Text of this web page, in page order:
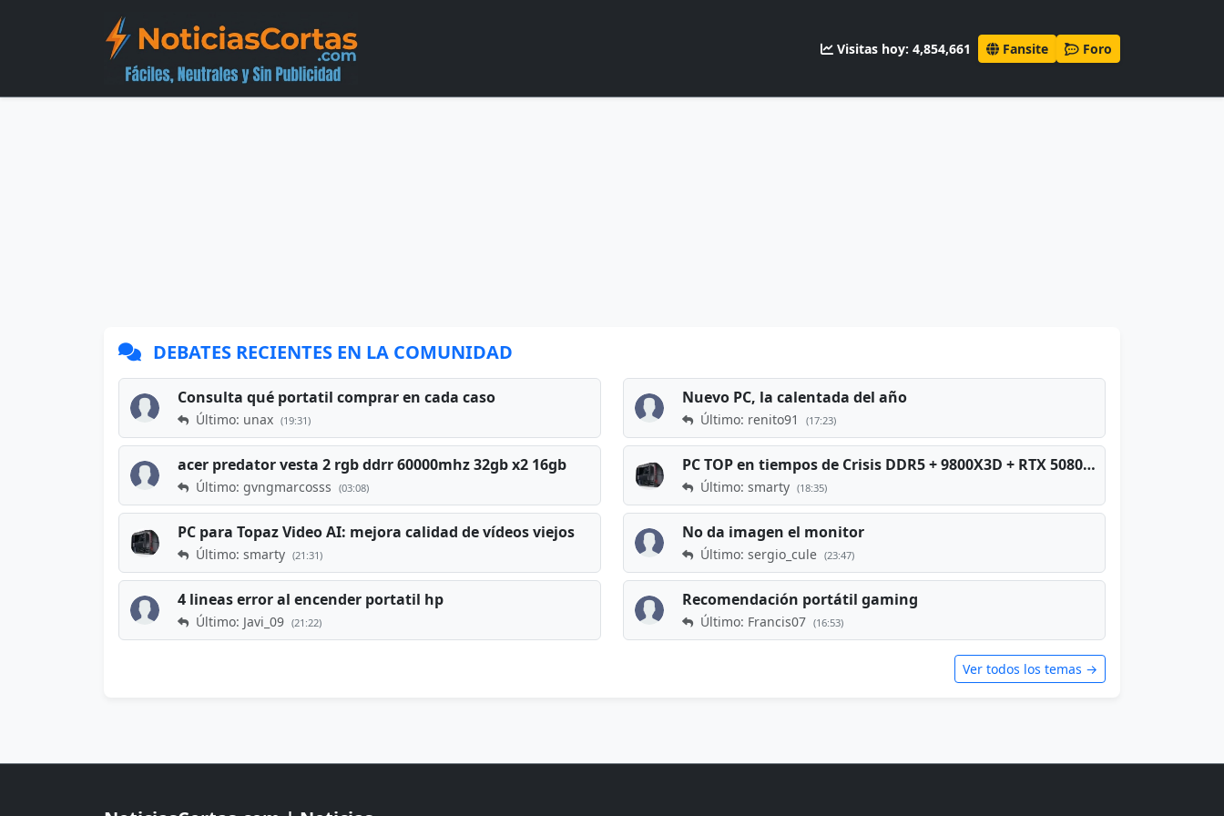
Visitas hoy: 4,854,661 Fansite Foro
DEBATES RECIENTES EN LA COMUNIDAD
Consulta qué portatil comprar en cada caso
Último: unax (19:31)
Nuevo PC, la calentada del año
Último: renito91 (17:23)
acer predator vesta 2 rgb ddrr 60000mhz 32gb x2 16gb
Último: gvngmarcosss (03:08)
PC TOP en tiempos de Crisis DDR5 + 9800X3D + RTX 5080 [2026][2400€]
Último: smarty (18:35)
PC para Topaz Video AI: mejora calidad de vídeos viejos
Último: smarty (21:31)
No da imagen el monitor
Último: sergio_cule (23:47)
4 lineas error al encender portatil hp
Último: Javi_09 (21:22)
Recomendación portátil gaming
Último: Francis07 (16:53)
Ver todos los temas →